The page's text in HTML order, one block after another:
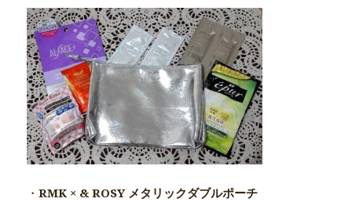
・RMK × & ROSY メタリックダブルポーチ